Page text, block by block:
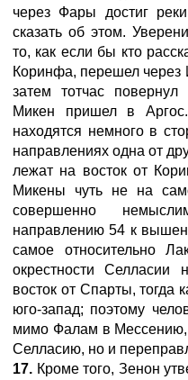
через Фары достиг
сказать об этом.
то, как если бы кто
Коринфа, перешел через
затем тотчас
Микен пришел в
находятся немного в
направлениях одна от
лежат на восток от
Микены чуть не на
совершенно
направлению 54 к
самое относительно
окрестности Селласии
восток от Спарты,
юго-запад; поэтому
мимо Фалам в Мессению,
Селласию, но и
17. Кроме того, Зенон